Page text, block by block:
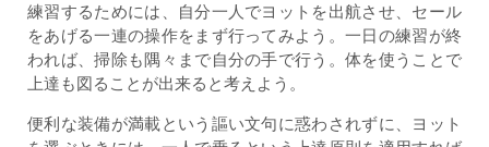
練習するためには、自分一人でヨットを出航させ、セール
をあげる一連の操作をまず行ってみよう。一日の練習が終
われば、掃除も隅々まで自分の手で行う。体を使うことで
上達も図ることが出来ると考えよう。
便利な装備が満載という謳い文句に惑わされずに、ヨット